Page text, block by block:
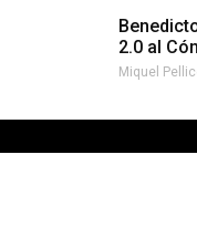
2.0 al
Miquel